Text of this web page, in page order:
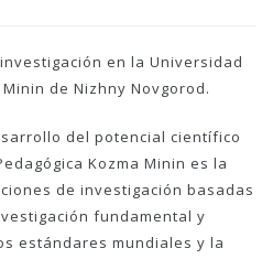
en la Universidad
de Nizhny Novgorod.
del potencial científico
Kozma Minin es la
de investigación basadas
fundamental y
estándares mundiales y la